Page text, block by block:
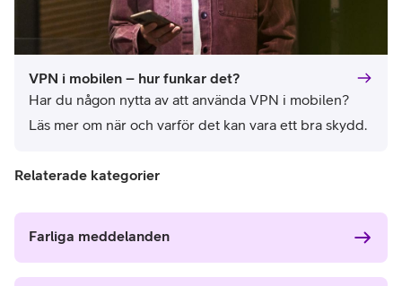
VPN i mobilen – hur funkar det?
Har du någon nytta av att använda VPN i mobilen?
Läs mer om när och varför det kan vara ett bra skydd.
Relaterade kategorier
Farliga meddelanden